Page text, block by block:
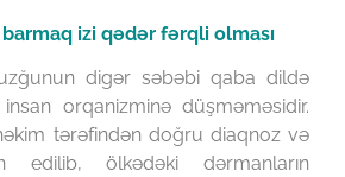
izi qədər fərqli olması
digər səbəbi qaba dildə
orqanizminə düşməməsidir.
tərəfindən doğru diaqnoz və
edilib, ölkədəki dərmanların